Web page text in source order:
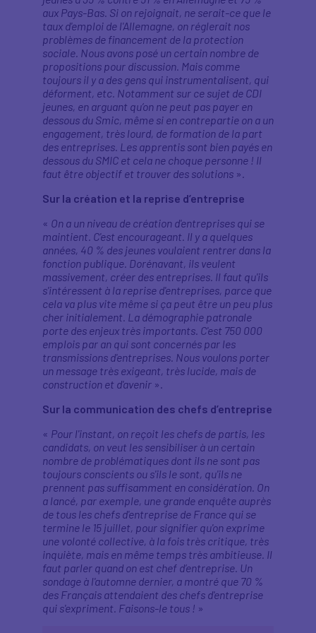
aux Pays-Bas. Si on rejoignait, ne serait-ce que le
taux d'emploi de l'Allemagne, on réglerait nos
problèmes de financement de la protection
sociale. Nous avons posé un certain nombre de
propositions pour discussion. Mais comme
toujours il y a des gens qui instrumentalisent, qui
déforment, etc. Notamment sur ce sujet de CDI
jeunes, en arguant qu’on ne peut pas payer en
dessous du Smic, même si en contrepartie on a un
engagement, très lourd, de formation de la part
des entreprises. Les apprentis sont bien payés en
dessous du SMIC et cela ne choque personne ! Il
faut être objectif et trouver des solutions ».
Sur la création et la reprise d’entreprise
« On a un niveau de création d'entreprises qui se
maintient. C'est encourageant. Il y a quelques
années, 40 % des jeunes voulaient rentrer dans la
fonction publique. Dorénavant, ils veulent
massivement, créer des entreprises. Il faut qu'ils
s'intéressent à la reprise d'entreprises, parce que
cela va plus vite même si ça peut être un peu plus
cher initialement. La démographie patronale
porte des enjeux très importants. C'est 750 000
emplois par an qui sont concernés par les
transmissions d'entreprises. Nous voulons porter
un message très exigeant, très lucide, mais de
construction et d'avenir ».
Sur la communication des chefs d’entreprise
« Pour l'instant, on reçoit les chefs de partis, les
candidats, on veut les sensibiliser à un certain
nombre de problématiques dont ils ne sont pas
toujours conscients ou s'ils le sont, qu'ils ne
prennent pas suffisamment en considération. On
a lancé, par exemple, une grande enquête auprès
de tous les chefs d'entreprise de France qui se
termine le 15 juillet, pour signifier qu'on exprime
une volonté collective, à la fois très critique, très
inquiète, mais en même temps très ambitieuse. Il
faut parler quand on est chef d’entreprise. Un
sondage à l'automne dernier, a montré que 70 %
des Français attendaient des chefs d'entreprise
qui s'expriment. Faisons-le tous ! »